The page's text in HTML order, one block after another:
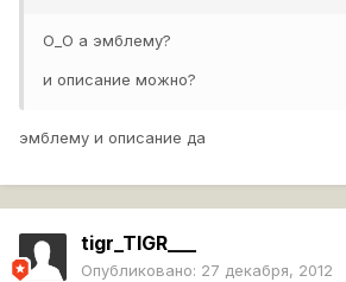
О_О а эмблему?
и описание можно?
эмблему и описание да
tigr_TIGR___
Опубликовано: 27 декабря, 2012